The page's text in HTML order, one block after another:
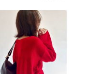
め、半袖でもヒジが隠れる5
分袖くらいに仕上がります